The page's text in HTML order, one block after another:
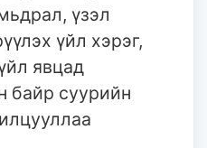
үзэл
үйл хэрэг,
явцад
байр суурийн